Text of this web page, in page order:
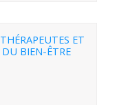
ET
DU BIEN-ÊTRE